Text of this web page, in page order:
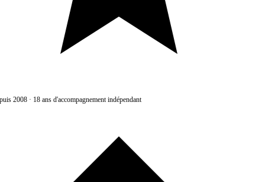
2008·18 ans d'accompagnement indépendant